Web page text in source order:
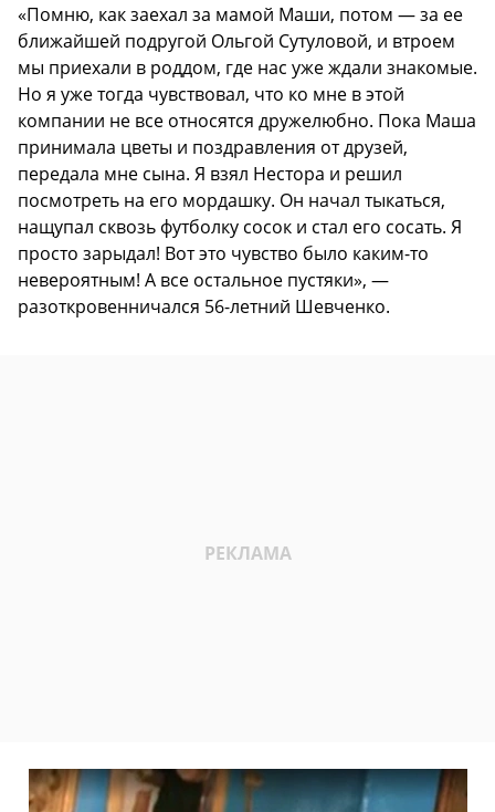
«Помню, как заехал за мамой Маши, потом — за ее
ближайшей подругой Ольгой Сутуловой, и втроем
мы приехали в роддом, где нас уже ждали знакомые.
Но я уже тогда чувствовал, что ко мне в этой
компании не все относятся дружелюбно. Пока Маша
принимала цветы и поздравления от друзей,
передала мне сына. Я взял Нестора и решил
посмотреть на его мордашку. Он начал тыкаться,
нащупал сквозь футболку сосок и стал его сосать. Я
просто зарыдал! Вот это чувство было каким-то
невероятным! А все остальное пустяки», —
разоткровенничался 56-летний Шевченко.